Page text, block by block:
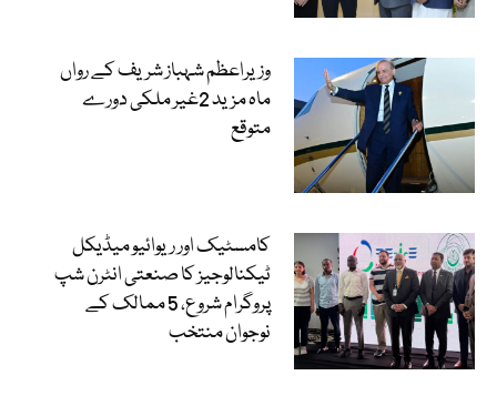
وزیراعظم شہباز شریف کے رواں
ماہ مزید 2غیر ملکی دورے
متوقع
کامسٹیک اور ریوائیو میڈیکل
ٹیکنالوجیز کا صنعتی انٹرن شپ
پروگرام شروع، 5 ممالک کے
نوجوان منتخب